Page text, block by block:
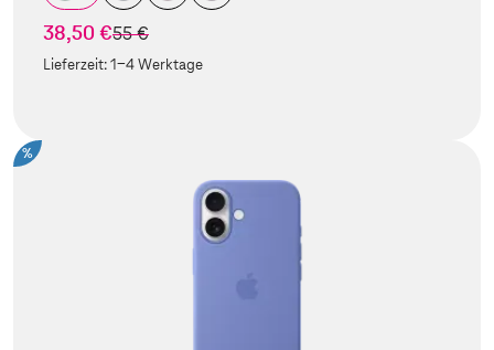
38,50 €statt
55 €
Lieferzeit:1-4 Werktage
%